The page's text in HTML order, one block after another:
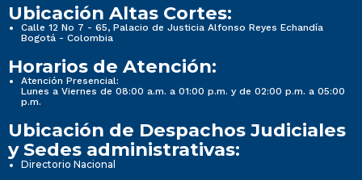
Ubicación Altas Cortes:
Calle 12 No 7 - 65, Palacio de Justicia Alfonso Reyes Echandía
Bogotá - Colombia
Horarios de Atención:
Atención Presencial:
Lunes a Viernes de 08:00 a.m. a 01:00 p.m. y de 02:00 p.m. a 05:00
p.m.
Ubicación de Despachos Judiciales
y Sedes administrativas:
Directorio Nacional